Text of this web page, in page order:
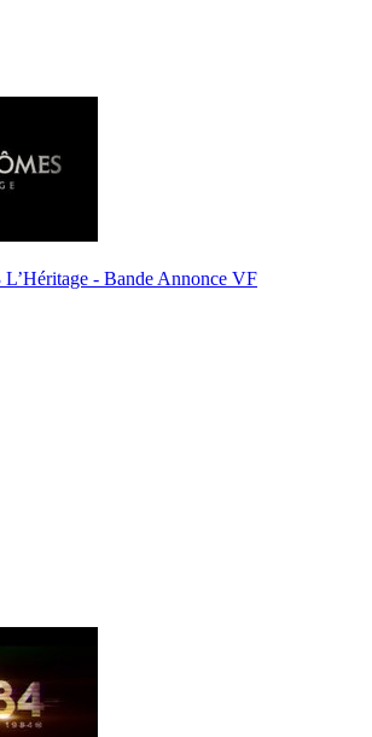
- Bande Annonce VF